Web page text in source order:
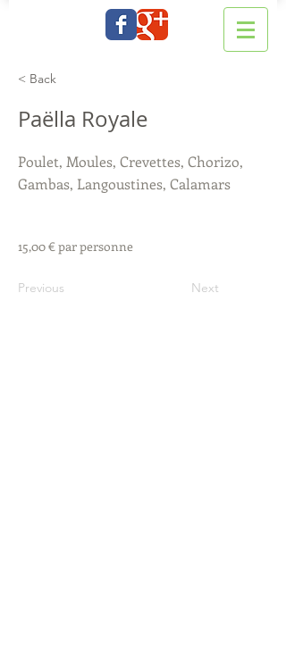
< Back
Paëlla Royale
Poulet, Moules, Crevettes, Chorizo,
Gambas, Langoustines, Calamars
15,00 € par personne
Previous Next